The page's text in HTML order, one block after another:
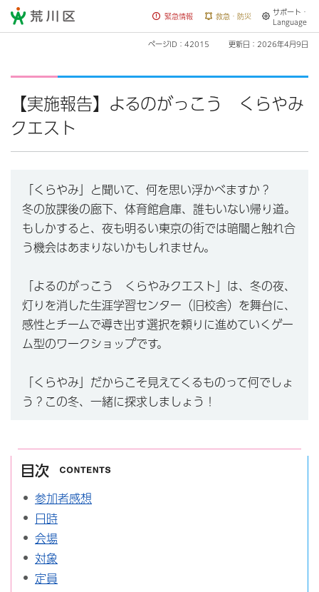
荒川区 緊急情報 救急・防災
サポート・
Language
ページID：42015 更新日：2026年4月9日
【実施報告】よるのがっこう くらやみ
クエスト
「くらやみ」と聞いて、何を思い浮かべますか？
冬の放課後の廊下、体育館倉庫、誰もいない帰り道。
もしかすると、夜も明るい東京の街では暗闇と触れ合
う機会はあまりないかもしれません。
「よるのがっこう くらやみクエスト」は、冬の夜、
灯りを消した生涯学習センター（旧校舎）を舞台に、
感性とチームで導き出す選択を頼りに進めていくゲー
ム型のワークショップです。
「くらやみ」だからこそ見えてくるものって何でしょ
う？この冬、一緒に探求しましょう！
目次
参加者感想
日時
会場
対象
定員